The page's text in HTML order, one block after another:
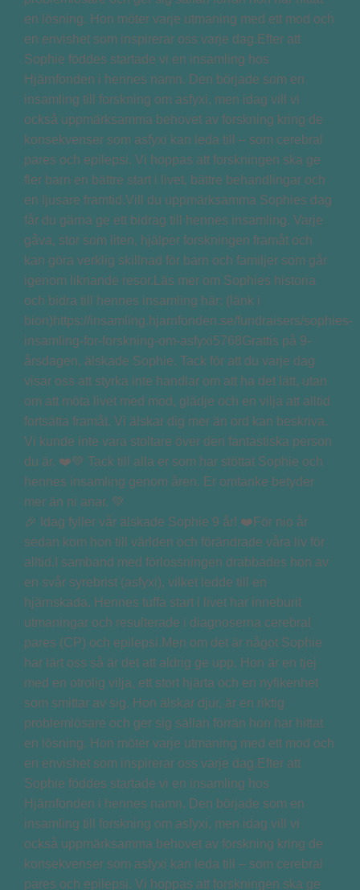
🎉 Idag fyller vår älskade Sophie 9 år! ❤️För nio år
sedan kom hon till världen och förändrade våra liv för
alltid.I samband med förlossningen drabbades hon av
en svår syrebrist (asfyxi), vilket ledde till en
hjärnskada. Hennes tuffa start i livet har inneburit
utmaningar och resulterade i diagnoserna cerebral
pares (CP) och epilepsi.Men om det är något Sophie
har lärt oss så är det att aldrig ge upp. Hon är en tjej
med en otrolig vilja, ett stort hjärta och en nyfikenhet
som smittar av sig. Hon älskar djur, är en riktig
problemlösare och ger sig sällan förrän hon har hittat
en lösning. Hon möter varje utmaning med ett mod och
en envishet som inspirerar oss varje dag.Efter att
Sophie föddes startade vi en insamling hos
Hjärnfonden i hennes namn. Den började som en
insamling till forskning om asfyxi, men idag vill vi
också uppmärksamma behovet av forskning kring de
konsekvenser som asfyxi kan leda till – som cerebral
pares och epilepsi. Vi hoppas att forskningen ska ge